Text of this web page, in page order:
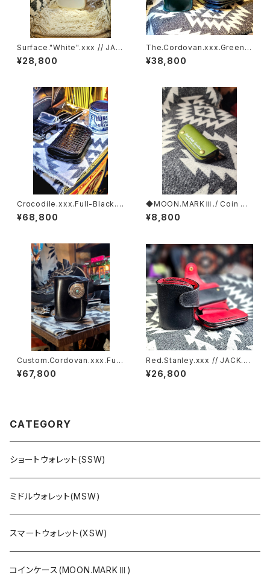
Surface."White".xxx // JAC
K.RIDE.SSW
¥28,800
The.Cordovan.xxx.Green.E
dition// JACK.RIDE.SSW
¥38,800
Crocodile.xxx.Full-Black.E
dition// JACK.RIDE.SSW
¥68,800
◆MOON.MARKⅢ./ Coin Ca
se.xxx. Elbamatt.Edition.R
¥8,800
Custom.Cordovan.xxx.Full
-Black.Edition // JACK.RID
E.SSW
¥67,800
Red.Stanley.xxx // JACK.RI
DE.SSW
¥26,800
CATEGORY
ショートウォレット(SSW)
ミドルウォレット(MSW)
スマートウォレット(XSW)
コインケース(MOON.MARKⅢ)